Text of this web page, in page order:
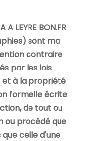
LEYRE BON.FR
sont ma
contraire
par les lois
et à la propriété
formelle écrite
de tout ou
ou procédé que
celle d'une